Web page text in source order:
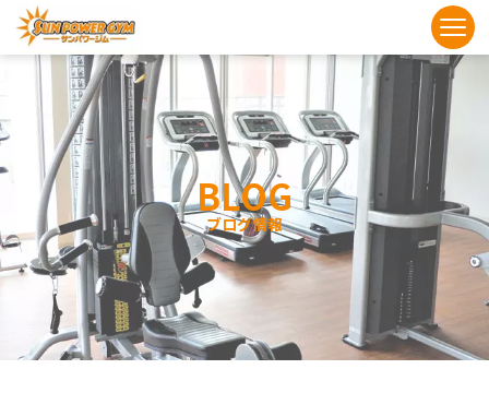
BLOG
ブログ情報